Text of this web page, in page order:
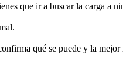
que ir a buscar la carga a
qué se puede y la mejor